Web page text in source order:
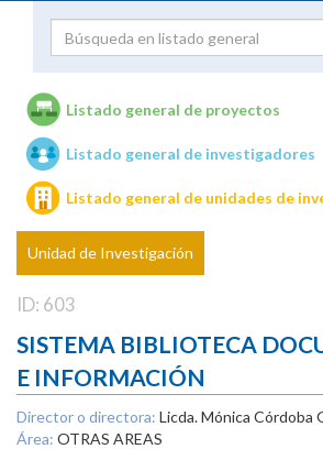
Unidades de investigación
Listado general de proyectos
Listado general de investigadores
Listado general de unidades de
Unidad de Investigación
ID: 603
SISTEMA BIBLIOTECA
E INFORMACIÓN
Director o directora: Licda. Mónica Córdoba
Área: OTRAS AREAS